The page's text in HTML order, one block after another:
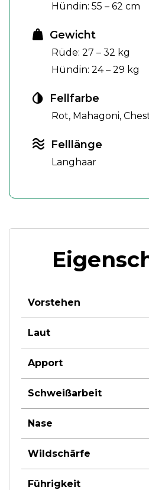
Hündin: 55 – 62 cm
Gewicht
Rüde: 27 – 32 kg
Hündin: 24 – 29 kg
Fellfarbe
Rot, Mahagoni,
Felllänge
Langhaar
Vorstehen
Laut
Apport
Schweißarbeit
Nase
Wildschärfe
Führigkeit